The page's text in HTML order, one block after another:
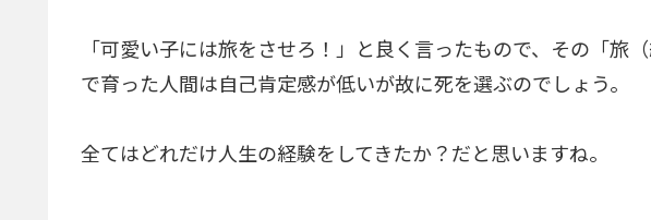
「可愛い子には旅をさせろ！」と良く言ったもので、その「旅
で育った人間は自己肯定感が低いが故に死を選ぶのでしょう。
全てはどれだけ人生の経験をしてきたか？だと思いますね。